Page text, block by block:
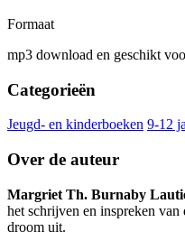
Formaat
mp3 download en geschikt
Categorieën
Jeugd- en kinderboeken 9-12
Over de auteur
Margriet Th. Burnaby
het schrijven en inspreken van
droom uit.